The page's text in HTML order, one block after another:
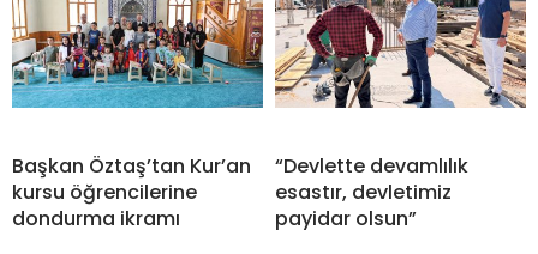
Başkan Öztaş’tan Kur’an
kursu öğrencilerine
dondurma ikramı
“Devlette devamlılık
esastır, devletimiz
payidar olsun”